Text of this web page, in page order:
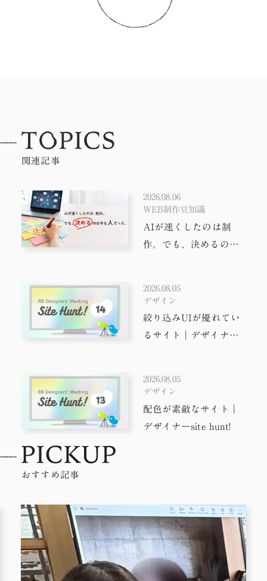
関連記事
2026.08.06
WEB制作豆知識
AIが速くしたのは制
作。でも、決めるのは
2026.08.05
デザイン
絞り込みUIが優れてい
るサイト｜デザイナー
2026.08.05
デザイン
配色が素敵なサイト｜
デザイナーsite hunt!
おすすめ記事